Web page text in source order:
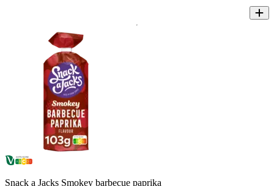
Snack a Jacks Smokey barbecue paprika